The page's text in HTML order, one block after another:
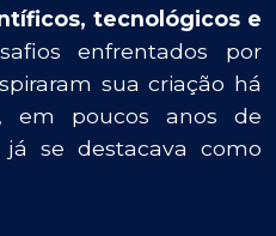
tecnológicos e
enfrentados por
sua criação há
em poucos anos de
se destacava como